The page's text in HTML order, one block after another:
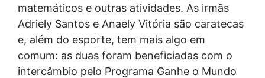
matemáticos e outras atividades. As irmãs
Adriely Santos e Anaely Vitória são caratecas
e, além do esporte, tem mais algo em
comum: as duas foram beneficiadas com o
intercâmbio pelo Programa Ganhe o Mundo